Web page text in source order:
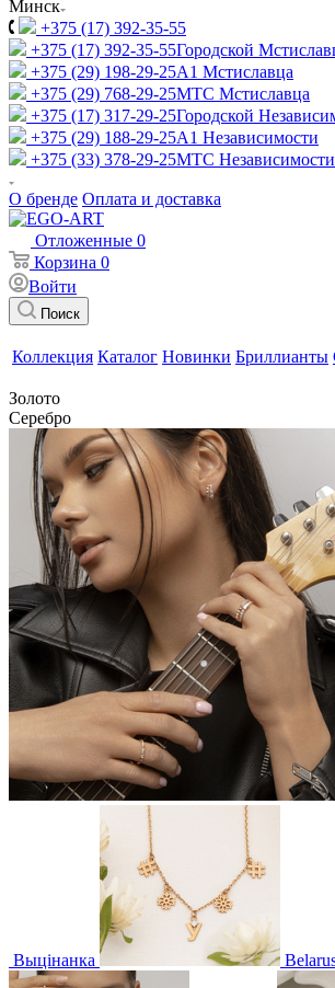
Минск
+375 (17) 392-35-55
+375 (17) 392-35-55Городской
+375 (29) 198-29-25A1 Мстиславца
+375 (29) 768-29-25МТС Мстиславца
+375 (17) 317-29-25Городской
+375 (29) 188-29-25A1 Независимости
+375 (33) 378-29-25МТС Независимости
О бренде Оплата и доставка
Отложенные 0
Корзина 0
Войти
Поиск
Коллекция Каталог Новинки Бриллианты
Золото
Серебро
Выцінанка